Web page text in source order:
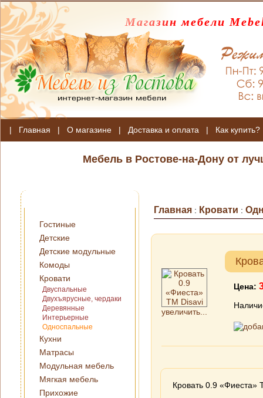
Магазин мебели
| Главная | О магазине | Доставка и оплата | Как купить?
Мебель в Ростове-на-Дону от
Гостиные
Детские
Детские модульные
Комоды
Кровати
Двуспальные
Двухъярусные, чердаки
Деревянные
Интерьерные
Односпальные
Кухни
Матрасы
Модульная мебель
Мягкая мебель
Прихожие
Главная : Кровати :
увеличить...
Цена:
Кровать 0.9 «Фиеста»